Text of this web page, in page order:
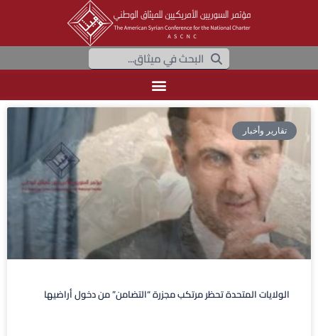
تقارير وأخبار
الولايات المتحدة تحظر مرتكب مجزرة “التضامن” من دخول أراضيها